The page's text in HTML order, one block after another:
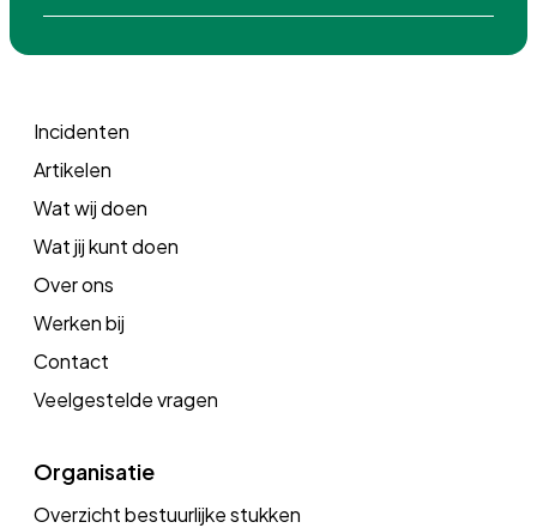
Incidenten
Artikelen
Wat wij doen
Wat jij kunt doen
Over ons
Werken bij
Contact
Veelgestelde vragen
Organisatie
Overzicht bestuurlijke stukken